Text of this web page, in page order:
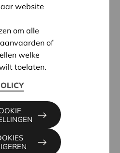
Cera-team ten
tegen Kanker!
de sportieve uitdaging
van Leuven naar
naar
Kom op tegen
kanker en tonen we
solidariteit, engagement
website
om alle
of
welke
toelaten.